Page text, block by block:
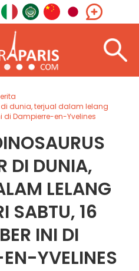
dunia, terjual dalam lelang
di Dampierre-en-Yvelines
DI DUNIA,
LELANG
SABTU, 16
INI DI
YVELINES